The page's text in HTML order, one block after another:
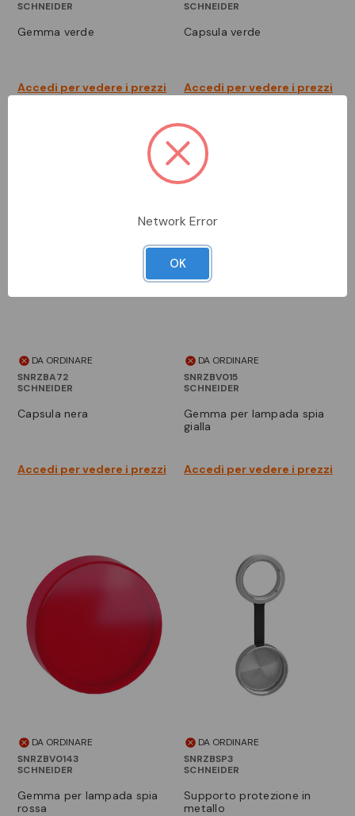
SCHNEIDER
gemma verde
Accedi per vedere i prezzi
SCHNEIDER
capsula verde
Accedi per vedere i prezzi
DA ORDINARE
SNRZBA72
SCHNEIDER
capsula nera
Accedi per vedere i prezzi
DA ORDINARE
SNRZBV015
SCHNEIDER
gemma per lampada spia
gialla
Accedi per vedere i prezzi
DA ORDINARE
SNRZBV0143
SCHNEIDER
gemma per lampada spia
rossa
DA ORDINARE
SNRZBSP3
SCHNEIDER
supporto protezione in
metallo
Network Error
OK